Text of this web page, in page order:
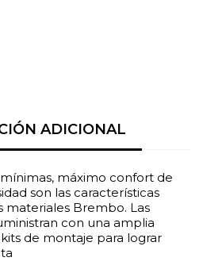
ADICIONAL
máximo confort de
son las características
materiales Brembo. Las
con una amplia
de montaje para lograr